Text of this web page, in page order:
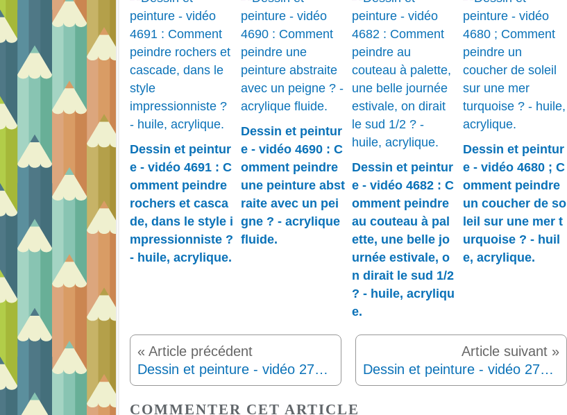
Dessin et peintur
e - vidéo 4691 : C
omment peindre
rochers et casca
de, dans le style i
mpressionniste ?
- huile, acrylique.
Dessin et peintur
e - vidéo 4690 : C
omment peindre
une peinture abst
raite avec un pei
gne ? - acrylique
fluide.
Dessin et peintur
e - vidéo 4682 : C
omment peindre
au couteau à pal
ette, une belle jo
urnée estivale, o
n dirait le sud 1/2
? - huile, acryliqu
e.
Dessin et peintur
e - vidéo 4680 ; C
omment peindre
un coucher de so
leil sur une mer t
urquoise ? - huil
e, acrylique.
Dessin et peinture - vidéo 2708 : Comment peindre un "ara Macao" avec la technique du "one stroke" 2 ? - huile ou acrylique. Dessin et peinture - vidéo 2710 : Comment composer une nature morte et la réaliser à la gouache ?
COMMENTER CET ARTICLE